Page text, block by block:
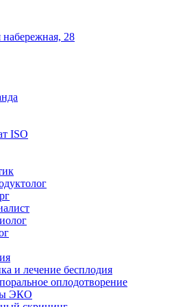
набережная, 28
ISO
и лечение бесплодия
оплодотворение
ЭКО